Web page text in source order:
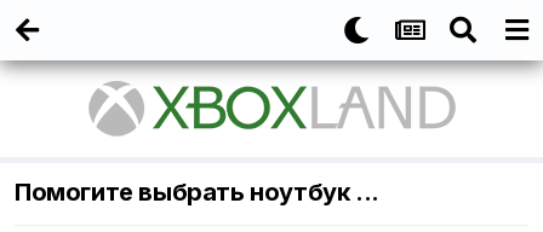
Помогите выбрать ноутбук ...